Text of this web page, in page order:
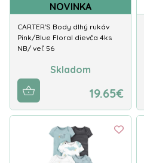
NOVINKA
CARTER'S Body dlhý rukáv
Pink/Blue Floral dievča 4ks
NB/ veľ. 56
Skladom
19.65€